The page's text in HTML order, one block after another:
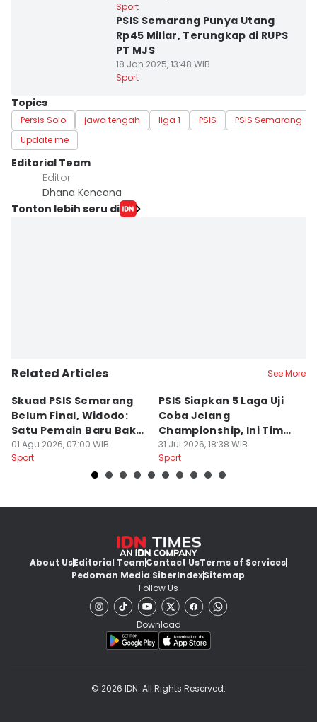
Sport
PSIS Semarang Punya Utang
Rp45 Miliar, Terungkap di RUPS
PT MJS
18 Jan 2025, 13:48 WIB
Sport
Topics
Persis Solo jawa tengah liga 1 PSIS
PSIS Semarang
Update me
Editorial Team
Editor
Dhana Kencana
Tonton lebih seru di
Related Articles See More
Skuad PSIS Semarang
Belum Final, Widodo:
Satu Pemain Baru Bakal
Gabung
01 Agu 2026, 07:00 WIB
Sport
PSIS Siapkan 5 Laga Uji
Coba Jelang
Championship, Ini Tim
Calon Lawan
31 Jul 2026, 18:38 WIB
Sport
About UsEditorial TeamContact UsTerms of Services
Pedoman Media SiberIndexSitemap
Follow Us
Download
© 2026 IDN. All Rights Reserved.